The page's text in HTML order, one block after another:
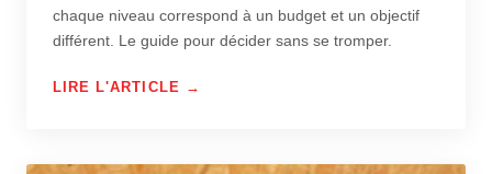
chaque niveau correspond à un budget et un objectif
différent. Le guide pour décider sans se tromper.
LIRE L'ARTICLE →